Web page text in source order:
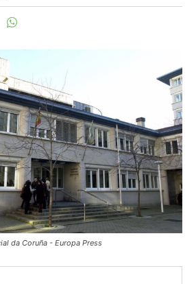
da Coruña - Europa Press